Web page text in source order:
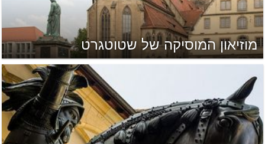
מוזיאון המוסיקה של שטוטגרט